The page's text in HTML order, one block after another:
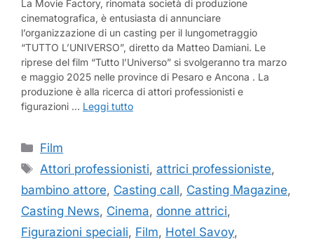
La Movie Factory, rinomata società di produzione
cinematografica, è entusiasta di annunciare
l’organizzazione di un casting per il lungometraggio
“TUTTO L’UNIVERSO”, diretto da Matteo Damiani. Le
riprese del film “Tutto l’Universo” si svolgeranno tra marzo
e maggio 2025 nelle province di Pesaro e Ancona . La
produzione è alla ricerca di attori professionisti e
figurazioni … Leggi tutto
Categorie
Film
Tag
Attori professionisti,attrici professioniste,
bambino attore, Casting call, Casting Magazine,
Casting News, Cinema, donne attrici,
Figurazioni speciali, Film, Hotel Savoy,